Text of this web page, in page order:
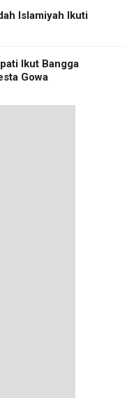
Islamiyah Ikuti
Ikut Bangga
Gowa